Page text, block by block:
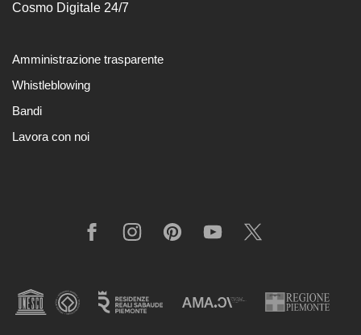
Cosmo Digitale 24/7
Amministrazione trasparente
Whistleblowing
Bandi
Lavora con noi
FacebookInstagramPinterestYouTubeX